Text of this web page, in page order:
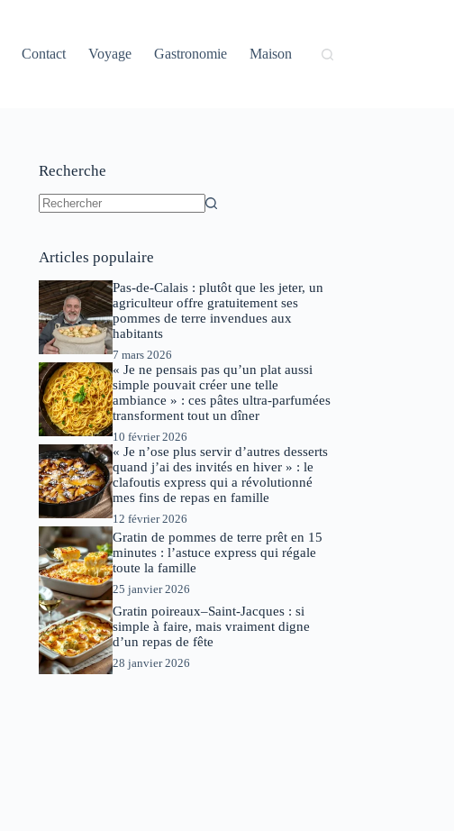
Contact Voyage Gastronomie Maison
Recherche
Articles populaire
Pas-de-Calais : plutôt que les jeter, un
agriculteur offre gratuitement ses
pommes de terre invendues aux
habitants
7 mars 2026
« Je ne pensais pas qu’un plat aussi
simple pouvait créer une telle
ambiance » : ces pâtes ultra-parfumées
transforment tout un dîner
10 février 2026
« Je n’ose plus servir d’autres desserts
quand j’ai des invités en hiver » : le
clafoutis express qui a révolutionné
mes fins de repas en famille
12 février 2026
Gratin de pommes de terre prêt en 15
minutes : l’astuce express qui régale
toute la famille
25 janvier 2026
Gratin poireaux–Saint-Jacques : si
simple à faire, mais vraiment digne
d’un repas de fête
28 janvier 2026